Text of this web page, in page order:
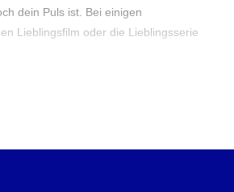
dein Puls ist. Bei einigen
Lieblingsfilm oder die Lieblingsserie
praktisch ist. Außerdem kannst du